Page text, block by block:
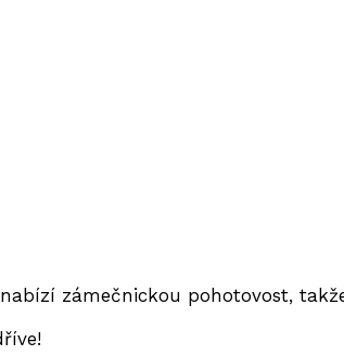
nabízí zámečnickou pohotovost,